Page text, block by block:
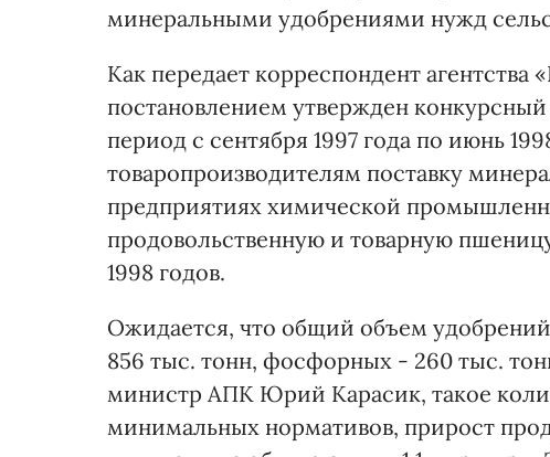
минеральными удобрениями нужд
Как передает корреспондент
постановлением утвержден
период с сентября 1997 года по июнь
товаропроизводителям поставку
предприятиях химической
продовольственную и товарную
1998 годов.
Ожидается, что общий объем
856 тыс. тонн, фосфорных - 260 тыс.
министр АПК Юрий Карасик, такое
минимальных нормативов, прирост